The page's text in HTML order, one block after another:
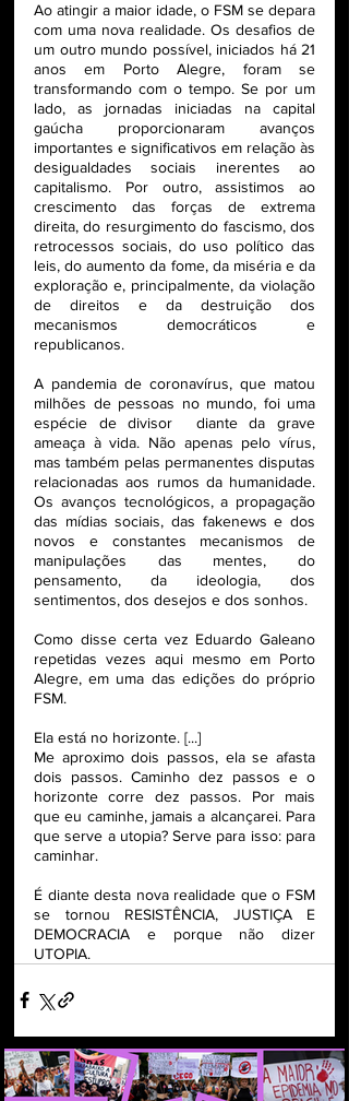
Ao atingir a maior idade, o FSM se depara
com uma nova realidade. Os desafios de
um outro mundo possível, iniciados há 21
anos em Porto Alegre, foram se
transformando com o tempo. Se por um
lado, as jornadas iniciadas na capital
gaúcha proporcionaram avanços
importantes e significativos em relação às
desigualdades sociais inerentes ao
capitalismo. Por outro, assistimos ao
crescimento das forças de extrema
direita, do resurgimento do fascismo, dos
retrocessos sociais, do uso político das
leis, do aumento da fome, da miséria e da
exploração e, principalmente, da violação
de direitos e da destruição dos
mecanismos democráticos e
republicanos.
A pandemia de coronavírus, que matou
milhões de pessoas no mundo, foi uma
espécie de divisor  diante da grave
ameaça à vida. Não apenas pelo vírus,
mas também pelas permanentes disputas
relacionadas aos rumos da humanidade.
Os avanços tecnológicos, a propagação
das mídias sociais, das fakenews e dos
novos e constantes mecanismos de
manipulações das mentes, do
pensamento, da ideologia, dos
sentimentos, dos desejos e dos sonhos.
Como disse certa vez Eduardo Galeano
repetidas vezes aqui mesmo em Porto
Alegre, em uma das edições do próprio
FSM.
Ela está no horizonte. [...]
Me aproximo dois passos, ela se afasta
dois passos. Caminho dez passos e o
horizonte corre dez passos. Por mais
que eu caminhe, jamais a alcançarei. Para
que serve a utopia? Serve para isso: para
caminhar.
É diante desta nova realidade que o FSM
se tornou RESISTÊNCIA, JUSTIÇA E
DEMOCRACIA e porque não dizer
UTOPIA.